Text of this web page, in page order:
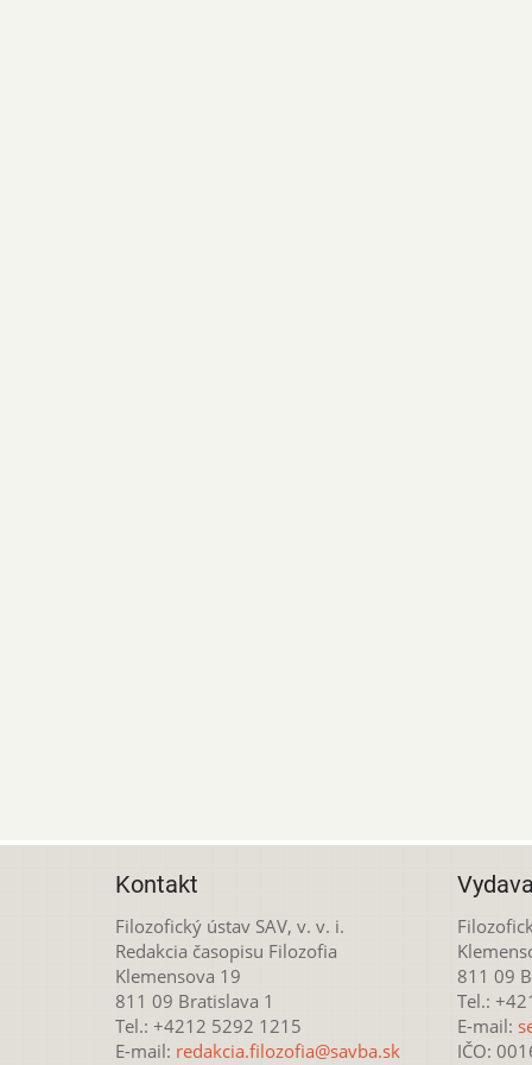
Kontakt
Filozofický ústav SAV, v. v. i.
Redakcia časopisu Filozofia
Klemensova 19
811 09 Bratislava 1
Tel.: +4212 5292 1215
E-mail: redakcia.filozofia@savba.sk
811 09
Tel.:
E-mail:
IČO: